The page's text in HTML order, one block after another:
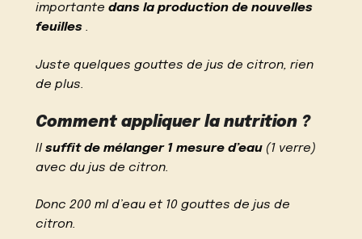
importantedans la production de nouvelles
feuilles .
Juste quelques gouttes de jus de citron, rien
de plus.
Comment appliquer la nutrition ?
Ilsuffit de mélanger 1 mesure d’eau (1 verre)
avec du jus de citron.
Donc 200 ml d’eau et 10 gouttes de jus de
citron.